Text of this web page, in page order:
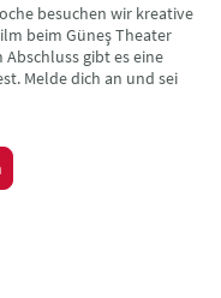
besuchen wir kreative
beim Güneş Theater
gibt es eine
Melde dich an und sei